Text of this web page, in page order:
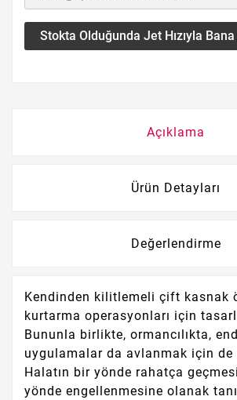
Stokta Olduğunda Jet Hızıyla
Açıklama
Ürün Detayları
Değerlendirme
Kendinden kilitlemeli çift kasnak
kurtarma operasyonları için
Bununla birlikte, ormancılıkta,
uygulamalar da avlanmak için de
Halatın bir yönde rahatça
yönde engellenmesine olanak